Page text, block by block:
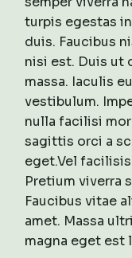
turpis egestas
duis. Faucibus
nisi est. Duis ut
massa. Iaculis
vestibulum.
nulla facilisi
sagittis orci a
eget.Vel
Pretium viverra
Faucibus vitae
amet. Massa
magna eget est